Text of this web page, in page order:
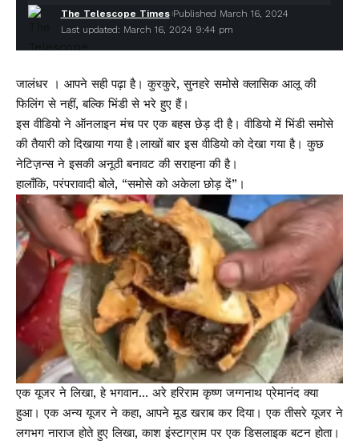
Last updated: March 16, 2024 9:44 pm
The Telescope Times Published March 16, 2024
जालंधर । आपने सही पढ़ा है। कुरकुरे, सुनहरे समोसे क्लासिक आलू की
फिलिंग से नहीं, बल्कि भिंडी से भरे हुए हैं।
इस वीडियो ने ऑनलाइन मंच पर एक बहस छेड़ दी है। वीडियो में भिंडी समोसे
की तैयारी को दिखाया गया है।लाखों बार इस वीडियो को देखा गया है। कुछ
नेटिज़न्स ने इसकी अनूठी बनावट की सराहना की है।
हालाँकि, परंपरावादी बोले, “समोसे को अकेला छोड़ दें”।
एक यूजर ने लिखा, हे भगवान… अरे हरिराम कृष्ण जग्गनाथ प्रेमानंद क्या
हुआ। एक अन्य यूजर ने कहा, आपने मूड खराब कर दिया। एक तीसरे यूजर ने
लगभग नाराज होते हुए लिखा, काश इंस्टाग्राम पर एक डिसलाइक बटन होता।